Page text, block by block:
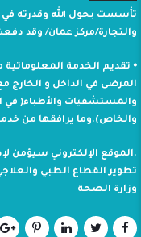
والتجارة/مركز عمان/ وقد
⦁ تقديم الخدمة المعلوماتية
المرضى في الداخل و الخارج
والمستشفيات والأطباء( في
والخاص).وما يرافقها من
.الموقع الإلكتروني سيؤمن
تطوير القطاع الطبي
وزارة الصحة